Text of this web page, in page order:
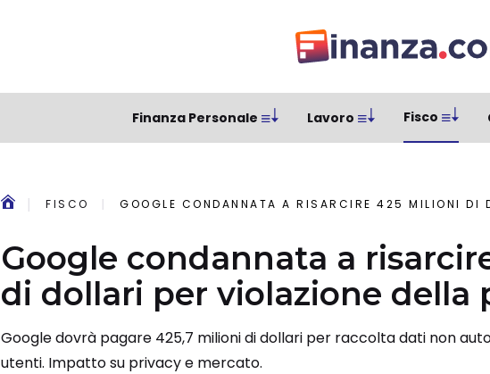
Finanza Personale Lavoro Fisco
FISCO GOOGLE CONDANNATA A RISARCIRE 425 MILIONI DI
Google condannata a
di dollari per violazione della
Google dovrà pagare 425,7 milioni di dollari per raccolta dati non
utenti. Impatto su privacy e mercato.